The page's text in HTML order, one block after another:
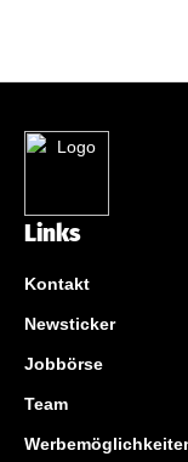
Links
Kontakt
Newsticker
Jobbörse
Team